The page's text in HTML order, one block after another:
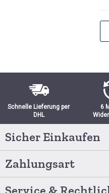
Schnelle Lieferung per
DHL
6
Sicher Einkaufen
Zahlungsart